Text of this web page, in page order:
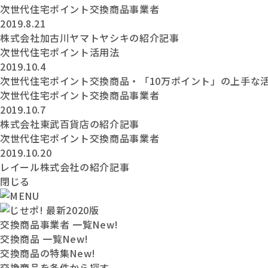
次世代住宅ポイント交換商品事業者
2019.8.21
株式会社加古川ヤマトヤシキの紹介記事
次世代住宅ポイント活用法
2019.10.4
次世代住宅ポイント交換商品・「10万ポイント」の上手な
次世代住宅ポイント交換商品事業者
2019.10.7
株式会社東武百貨店の紹介記事
次世代住宅ポイント交換商品事業者
2019.10.20
レイール株式会社の紹介記事
閉じる
交換商品事業者 一覧New!
交換商品 一覧New!
交換商品の特集New!